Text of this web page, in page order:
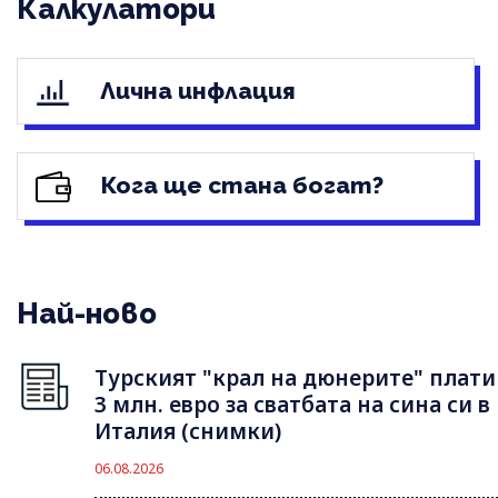
Калкулатори
Лична инфлация
Кога ще стана богат?
Най-ново
Турският "крал на дюнерите" плати
3 млн. евро за сватбата на сина си в
Италия (снимки)
06.08.2026